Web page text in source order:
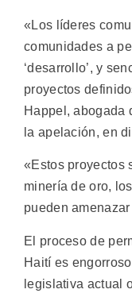
«Los líderes
comunidades a
‘desarrollo’, y
proyectos
Happel, abogada
la apelación, en
«Estos proyectos
minería de oro,
pueden
El proceso de
Haití es
legislativa actual